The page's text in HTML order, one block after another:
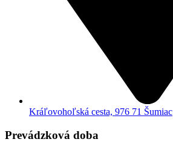
Kráľovohoľská cesta, 976 71 Šumiac
Prevádzková doba